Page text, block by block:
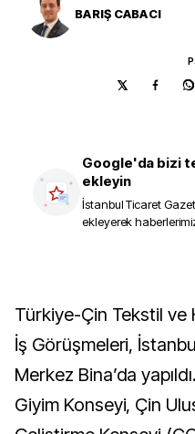
BARIŞ CABACI
Google'da bizi
ekleyin
İstanbul Ticaret
ekleyerek
Türkiye-Çin Tekstil ve Hazır Giyim Sektörü İkili
İş Görüşmeleri,
Merkez Bina’da
Giyim Konseyi, Çin